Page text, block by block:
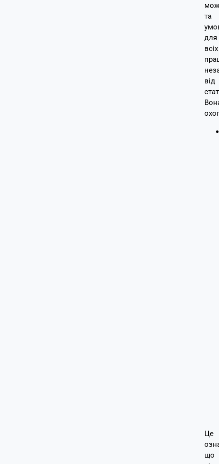
та
для
всіх
від
Це
що